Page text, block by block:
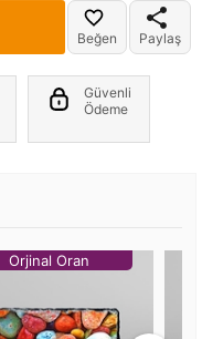
Beğen Paylaş
Güvenli
Ödeme
Orjinal Oran